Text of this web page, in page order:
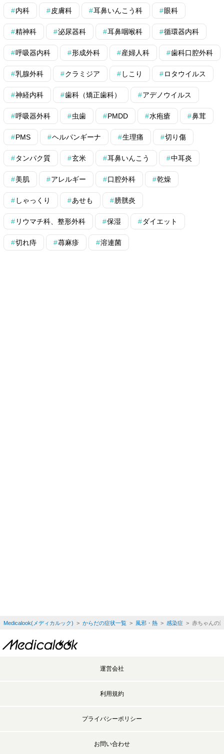
内科 皮膚科 耳鼻いんこう科 眼科
精神科 泌尿器科 耳鼻咽喉科 循環器内科
呼吸器内科 形成外科 産婦人科 歯科口腔外科
乳腺外科 クラミジア しこり ロタウイルス
神経内科 歯科（矯正歯科） アデノウイルス
呼吸器外科 虫歯 PMDD 水疱瘡 鼻茸
PMS ヘルパンギーナ 生理痛 切り傷
タンパク質 玄米 耳鼻いんこう 中耳炎
美肌 アレルギー 口腔外科 乾燥
しゃっくり あせも 膀胱炎
リウマチ科、整形外科 保湿 ダイエット
切れ痔 蕁麻疹 溶連菌
Medicalook(メディカルック) > からだの症状一覧> 風邪・熱> 感染症> 赤ちゃんの溶
運営会社
利用規約
プライバシーポリシー
お問い合わせ